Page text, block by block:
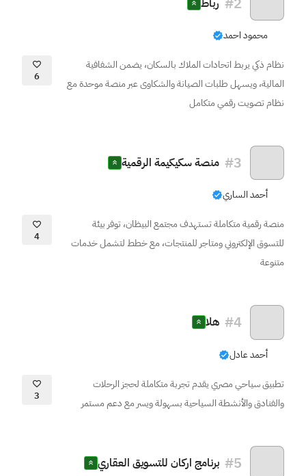
محمود احمد
نظام ذكي يربط اتحادات الملاك بالسكان، يضمن الشفافية
المالية، ويسهل طلبات الصيانة والشكاوى عبر منصة موحدة مع
نظام تصويت رقمي متكامل
6
#3 منصة سكيكيمة الرقمية
أحمد الساري
منصة رقمية متكاملة تستهدف مجتمع البيظان، توفر بيئة
للتسوق الإلكتروني ومتاجر للمنتجات، مع خطط لتشمل خدمات
متنوعة
4
#4 هلا
أحمد عادل
تطبيق سياحي مصري يقدم تجربة متكاملة لحجز الرحلات
والفنادق والأنشطة السياحية بسهولة ويسر مع دعم مستمر
3
#5 برنامج اركان للتسويق العقاري